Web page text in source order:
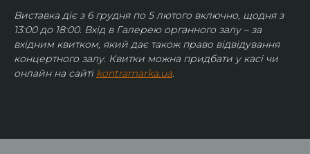
Виставка діє з 6 грудня по 5 лютого включно, щодня з
13:00 до 18:00. Вхід в Галерею органного залу – за
вхідним квитком, який дає також право відвідування
концертного залу. Квитки можна придбати у касі чи
онлайн на сайті kontramarka.ua.